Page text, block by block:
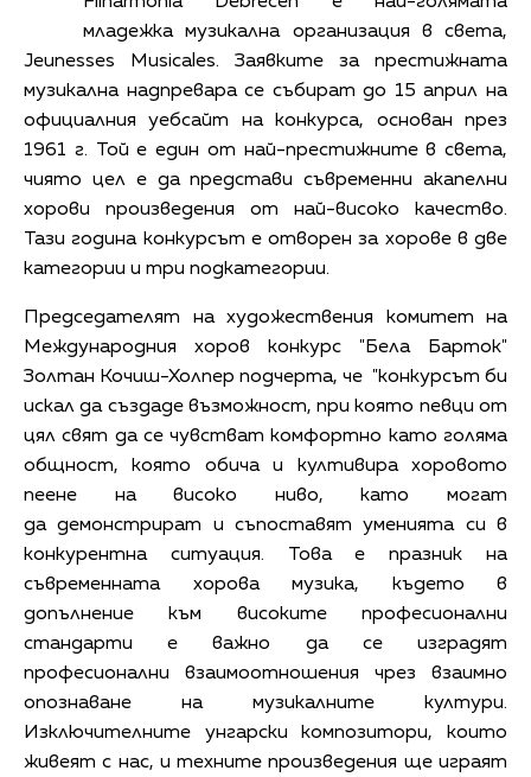
младежка музикална организация в света,
Jeunesses Musicales. Заявките за престижната
музикална надпревара се събират до 15 април на
официалния уебсайт на конкурса, основан през
1961 г. Той е един от най-престижните в света,
чиято цел е да представи съвременни акапелни
хорови произведения от най-високо качество.
Тази година конкурсът е отворен за хорове в две
категории и три подкатегории.
Председателят на художествения комитет на
Международния хоров конкурс "Бела Барток"
Золтан Кочиш-Холпер подчерта, че "конкурсът би
искал да създаде възможност, при която певци от
цял свят да се чувстват комфортно като голяма
общност, която обича и култивира хоровото
пеене на високо ниво, като могат
да демонстрират и съпоставят уменията си в
конкурентна ситуация. Това е празник на
съвременната хорова музика, където в
допълнение към високите професионални
стандарти е важно да се изградят
професионални взаимоотношения чрез взаимно
опознаване на музикалните култури.
Изключителните унгарски композитори, които
живеят с нас, и техните произведения ще играят